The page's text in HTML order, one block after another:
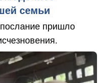
семьи
пришло